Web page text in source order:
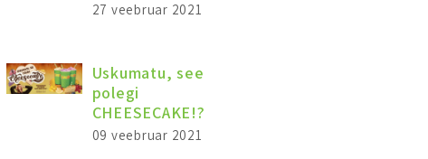
27 veebruar 2021
Uskumatu, see
polegi
CHEESECAKE!?
09 veebruar 2021